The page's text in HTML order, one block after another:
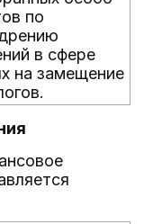
по
в сфере
на замещение